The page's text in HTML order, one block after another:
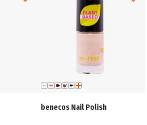
benecos Nail Polish